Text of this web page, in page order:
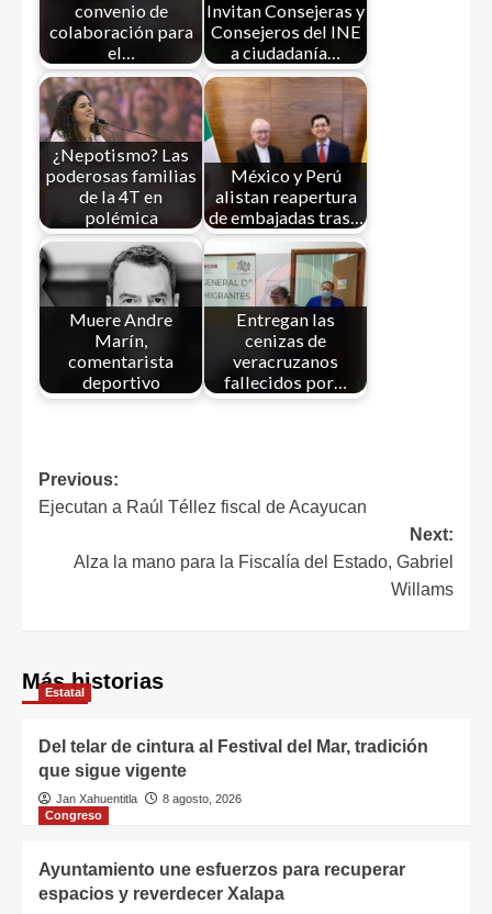
convenio de
colaboración para
el…
Invitan Consejeras y
Consejeros del INE
a ciudadanía…
¿Nepotismo? Las
poderosas familias
de la 4T en
polémica
México y Perú
alistan reapertura
de embajadas tras…
Muere Andre
Marín,
comentarista
deportivo
Entregan las
cenizas de
veracruzanos
fallecidos por…
Previous:
Ejecutan a Raúl Téllez fiscal de Acayucan
Next:
Alza la mano para la Fiscalía del Estado, Gabriel
Willams
Más historias
Estatal
Del telar de cintura al Festival del Mar, tradición
que sigue vigente
Jan Xahuentitla
8 agosto, 2026
Congreso
Ayuntamiento une esfuerzos para recuperar
espacios y reverdecer Xalapa